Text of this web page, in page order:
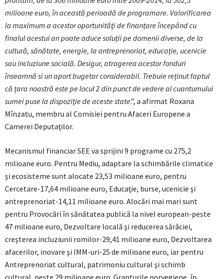
milioane euro, în această perioadă de programare. Valorificarea
la maximum a acestor oportunităţi de finanțare începând cu
finalul acestui an poate aduce soluții pe domenii diverse, de la
cultură, sănătate, energie, la antreprenoriat, educație, ucenicie
sau incluziune socială. Desigur, atragerea acestor fonduri
înseamnă si un aport bugetar considerabil. Trebuie reținut faptul
că țara noastră este pe locul 2 din punct de vedere al cuantumului
sumei puse la dispoziţie de aceste state.”, a afirmat Roxana
Mînzatu, membru al Comisiei pentru Afaceri Europene a
Camerei Deputaţilor.
Mecanismul financiar SEE va sprijini 9 programe cu 275,2
milioane euro. Pentru Mediu, adaptare la schimbările climatice
şi ecosisteme sunt alocate 23,53 milioane euro, pentru
Cercetare-17,64 milioane euro, Educaţie, burse, ucenicie şi
antreprenoriat-14,11 milioane euro. Alocări mai mari sunt
pentru Provocări în sănătatea publică la nivel european-peste
47 milioane euro, Dezvoltare locală şi reducerea sărăciei,
creşterea incluziunii romilor-29,41 milioane euro, Dezvoltarea
afacerilor, inovare şi IMM-uri-25 de milioane euro, iar pentru
Antreprenoriat cultural, patrimoniu cultural şi schimb